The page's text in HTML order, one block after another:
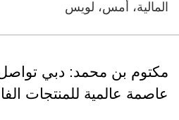
المالية، أمس، لويس
مكتوم بن محمد: دبي تواصل
عاصمة عالمية للمنتجات